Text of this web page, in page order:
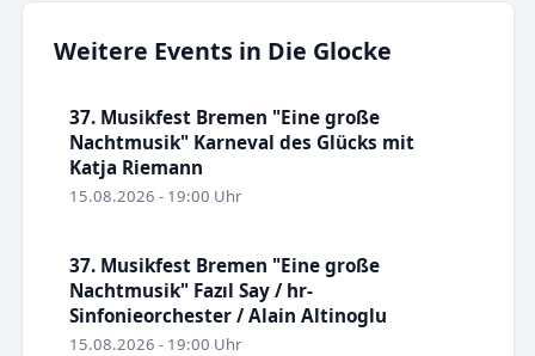
Weitere Events in Die Glocke
37. Musikfest Bremen "Eine große
Nachtmusik" Karneval des Glücks mit
Katja Riemann
15.08.2026 - 19:00 Uhr
37. Musikfest Bremen "Eine große
Nachtmusik" Fazıl Say / hr-
Sinfonieorchester / Alain Altinoglu
15.08.2026 - 19:00 Uhr